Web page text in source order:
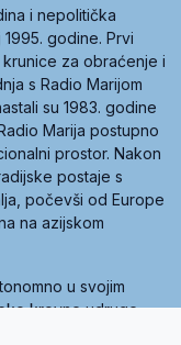
i nepolitička
godine. Prvi
za obraćenje i
s Radio Marijom
su 1983. godine
Marija postupno
prostor. Nakon
postaje s
počevši od Europe
na azijskom
u svojim
krovne udruge